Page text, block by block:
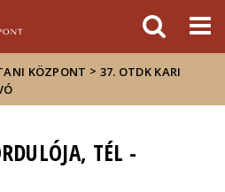
KÖZPONT > 37. OTDK KARI
TÉL -